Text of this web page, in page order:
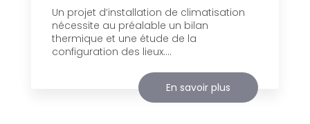
Un projet d’installation de climatisation
nécessite au préalable un bilan
thermique et une étude de la
configuration des lieux....
En savoir plus